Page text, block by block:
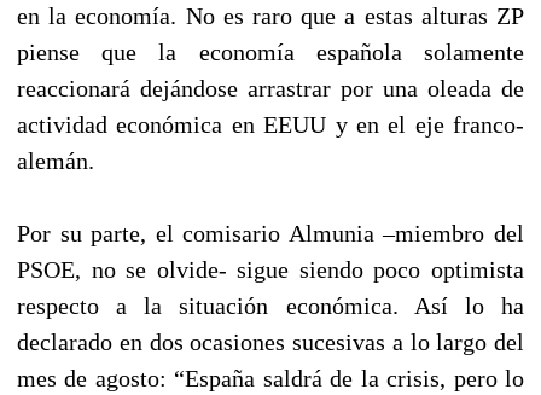
en la economía. No es raro que a estas alturas ZP
piense que la economía española solamente
reaccionará dejándose arrastrar por una oleada de
actividad económica en EEUU y en el eje franco-
alemán.
Por su parte, el comisario Almunia –miembro del
PSOE, no se olvide- sigue siendo poco optimista
respecto a la situación económica. Así lo ha
declarado en dos ocasiones sucesivas a lo largo del
mes de agosto: “España saldrá de la crisis, pero lo